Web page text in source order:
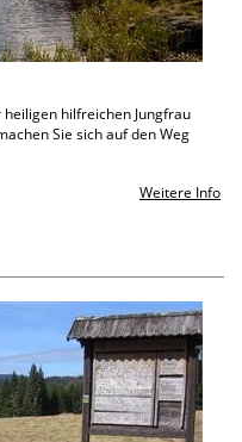
hilfreichen Jungfrau
Sie sich auf den Weg
Weitere Info